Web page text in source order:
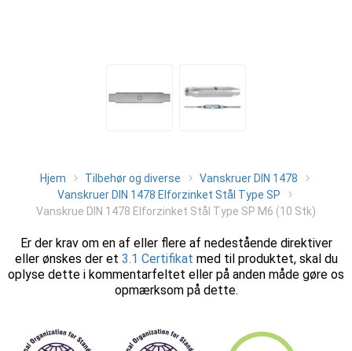
Hjem Tilbehør og diverse
Vanskruer DIN 1478
Vanskruer DIN 1478 Elforzinket Stål Type SP
Vanskrue DIN 1478 Elforzinket Stål Type SP M6 (10 Stk)
Er der krav om en af eller flere af nedestående direktiver
eller ønskes der et 3.1 Certifikat med til produktet, skal du
oplyse dette i kommentarfeltet eller på anden måde gøre os
opmærksom på dette.